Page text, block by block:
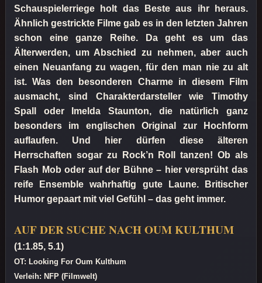
Schauspielerriege holt das Beste aus ihr heraus.
Ähnlich gestrickte Filme gab es in den letzten Jahren
schon eine ganze Reihe. Da geht es um das
Älterwerden, um Abschied zu nehmen, aber auch
einen Neuanfang zu wagen, für den man nie zu alt
ist. Was den besonderen Charme in diesem Film
ausmacht, sind Charakterdarsteller wie Timothy
Spall oder Imelda Staunton, die natürlich ganz
besonders im englischen Original zur Hochform
auflaufen. Und hier dürfen diese älteren
Herrschaften sogar zu Rock’n Roll tanzen! Ob als
Flash Mob oder auf der Bühne – hier versprüht das
reife Ensemble wahrhaftig gute Laune. Britischer
Humor gepaart mit viel Gefühl – das geht immer.
AUF DER SUCHE NACH OUM KULTHUM
(1:1.85, 5.1)
OT: Looking For Oum Kulthum
Verleih: NFP (Filmwelt)